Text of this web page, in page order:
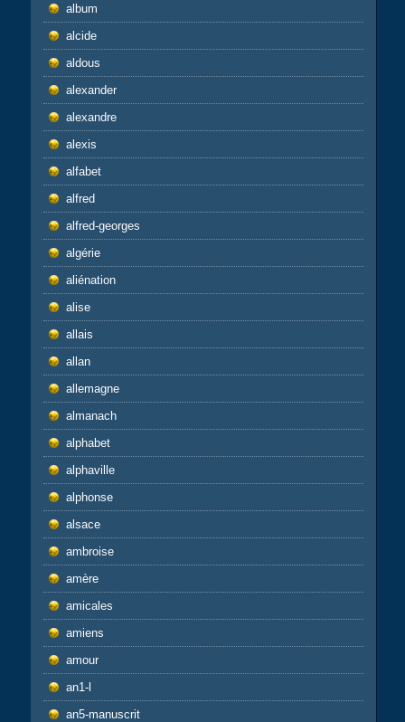
album
alcide
aldous
alexander
alexandre
alexis
alfabet
alfred
alfred-georges
algérie
aliénation
alise
allais
allan
allemagne
almanach
alphabet
alphaville
alphonse
alsace
ambroise
amère
amicales
amiens
amour
an1-l
an5-manuscrit